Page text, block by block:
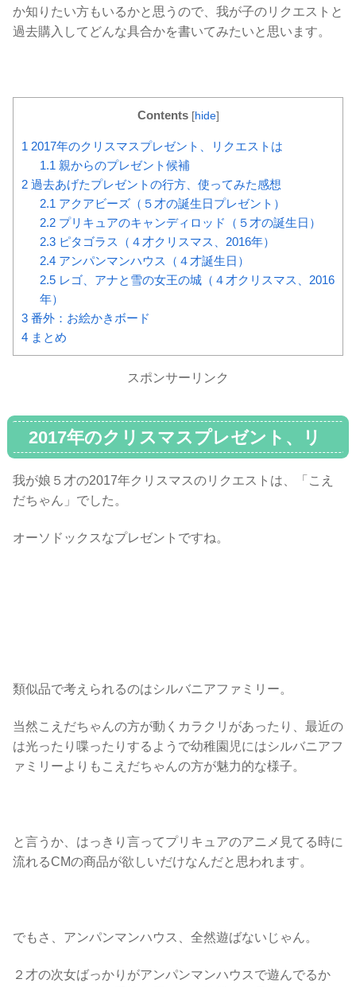
か知りたい方もいるかと思うので、我が子のリクエストと
過去購入してどんな具合かを書いてみたいと思います。
Contents [hide]
1 2017年のクリスマスプレゼント、リクエストは
1.1親からのプレゼント候補
2 過去あげたプレゼントの行方、使ってみた感想
2.1アクアビーズ（５才の誕生日プレゼント）
2.2プリキュアのキャンディロッド（５才の誕生日）
2.3ピタゴラス（４才クリスマス、2016年）
2.4アンパンマンハウス（４才誕生日）
2.5レゴ、アナと雪の女王の城（４才クリスマス、2016
年）
3 番外：お絵かきボード
4 まとめ
スポンサーリンク
2017年のクリスマスプレゼント、リ
我が娘５才の2017年クリスマスのリクエストは、「こえ
だちゃん」でした。
オーソドックスなプレゼントですね。
類似品で考えられるのはシルバニアファミリー。
当然こえだちゃんの方が動くカラクリがあったり、最近の
は光ったり喋ったりするようで幼稚園児にはシルバニアフ
ァミリーよりもこえだちゃんの方が魅力的な様子。
と言うか、はっきり言ってプリキュアのアニメ見てる時に
流れるCMの商品が欲しいだけなんだと思われます。
でもさ、アンパンマンハウス、全然遊ばないじゃん。
２才の次女ばっかりがアンパンマンハウスで遊んでるか